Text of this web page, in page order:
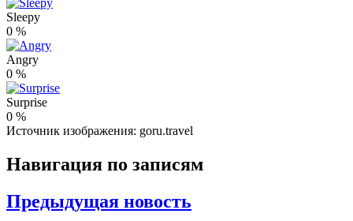
Sleepy
0 %
Angry
0 %
Surprise
0 %
Источник изображения: goru.travel
Навигация по записям
Предыдущая новость